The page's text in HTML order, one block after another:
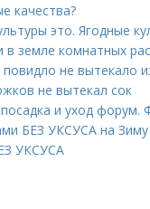
качества?
это. Ягодные
в земле комнатных
не вытекало
не вытекал сок
и уход форум.
БЕЗ УКСУСА на Зиму
УКСУСА